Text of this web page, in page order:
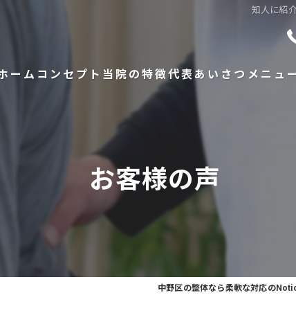
知人に紹
ーム コンセプト 当院の特徴
骨格矯正
腰痛
代表あいさつ メニュ
お客様の声
中野区の整体なら柔軟な対応の